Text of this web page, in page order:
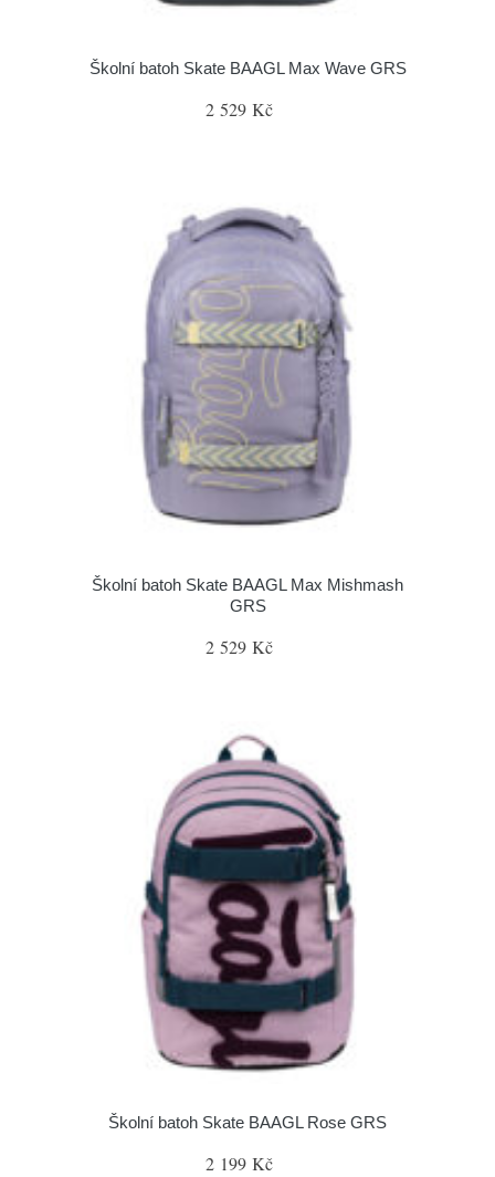
Školní batoh Skate BAAGL Max Wave GRS
2 529 Kč
Školní batoh Skate BAAGL Max Mishmash
GRS
2 529 Kč
Školní batoh Skate BAAGL Rose GRS
2 199 Kč